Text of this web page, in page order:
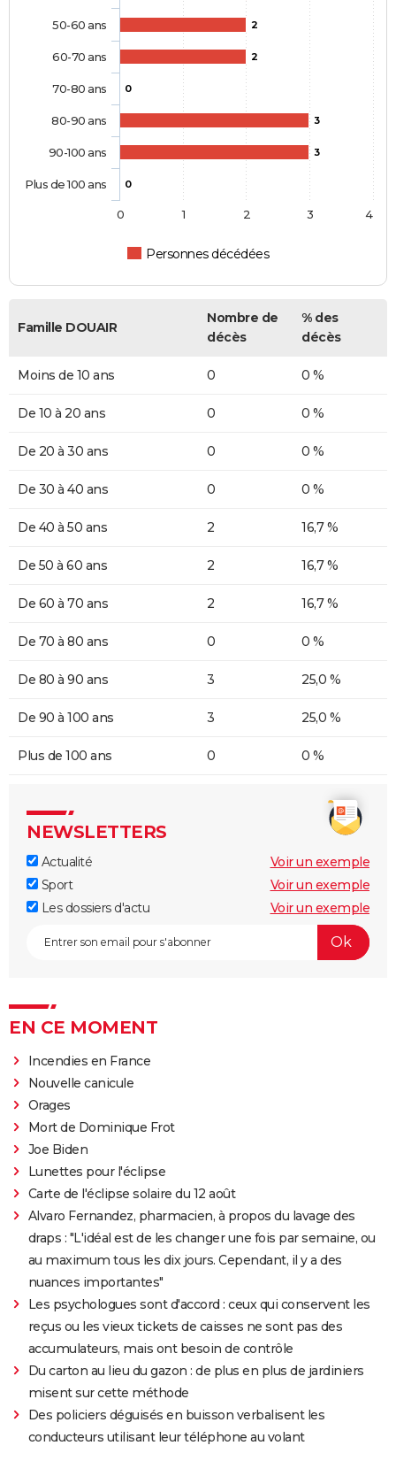
2
2
0
3
3
0
Personnes décédées
50-60 ans
60-70 ans
70-80 ans
80-90 ans
90-100 ans
Plus de 100 ans
0 1 2 3 4
Famille DOUAIR
Nombre de
décès
% des
décès
Moins de 10 ans 0 0 %
De 10 à 20 ans 0 0 %
De 20 à 30 ans 0 0 %
De 30 à 40 ans 0 0 %
De 40 à 50 ans 2 16,7 %
De 50 à 60 ans 2 16,7 %
De 60 à 70 ans 2 16,7 %
De 70 à 80 ans 0 0 %
De 80 à 90 ans 3 25,0 %
De 90 à 100 ans 3 25,0 %
Plus de 100 ans 0 0 %
NEWSLETTERS
Actualité
Voir un exemple
Sport
Voir un exemple
Les dossiers d'actu
Voir un exemple
EN CE MOMENT
Incendies en France
Nouvelle canicule
Orages
Mort de Dominique Frot
Joe Biden
Lunettes pour l'éclipse
Carte de l'éclipse solaire du 12 août
Alvaro Fernandez, pharmacien, à propos du lavage des
draps : "L'idéal est de les changer une fois par semaine, ou
au maximum tous les dix jours. Cependant, il y a des
nuances importantes"
Les psychologues sont d'accord : ceux qui conservent les
reçus ou les vieux tickets de caisses ne sont pas des
accumulateurs, mais ont besoin de contrôle
Du carton au lieu du gazon : de plus en plus de jardiniers
misent sur cette méthode
Des policiers déguisés en buisson verbalisent les
conducteurs utilisant leur téléphone au volant